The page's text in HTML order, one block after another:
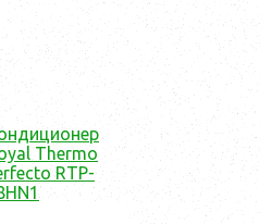
Thermo
RTP-